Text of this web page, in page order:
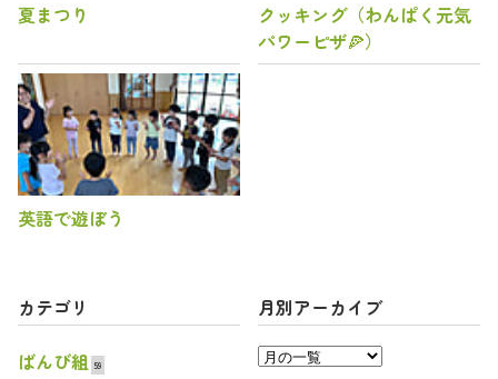
夏まつり
クッキング（わんぱく元気
パワーピザ🍕）
英語で遊ぼう
カテゴリ
ばんび組 59
月別アーカイブ